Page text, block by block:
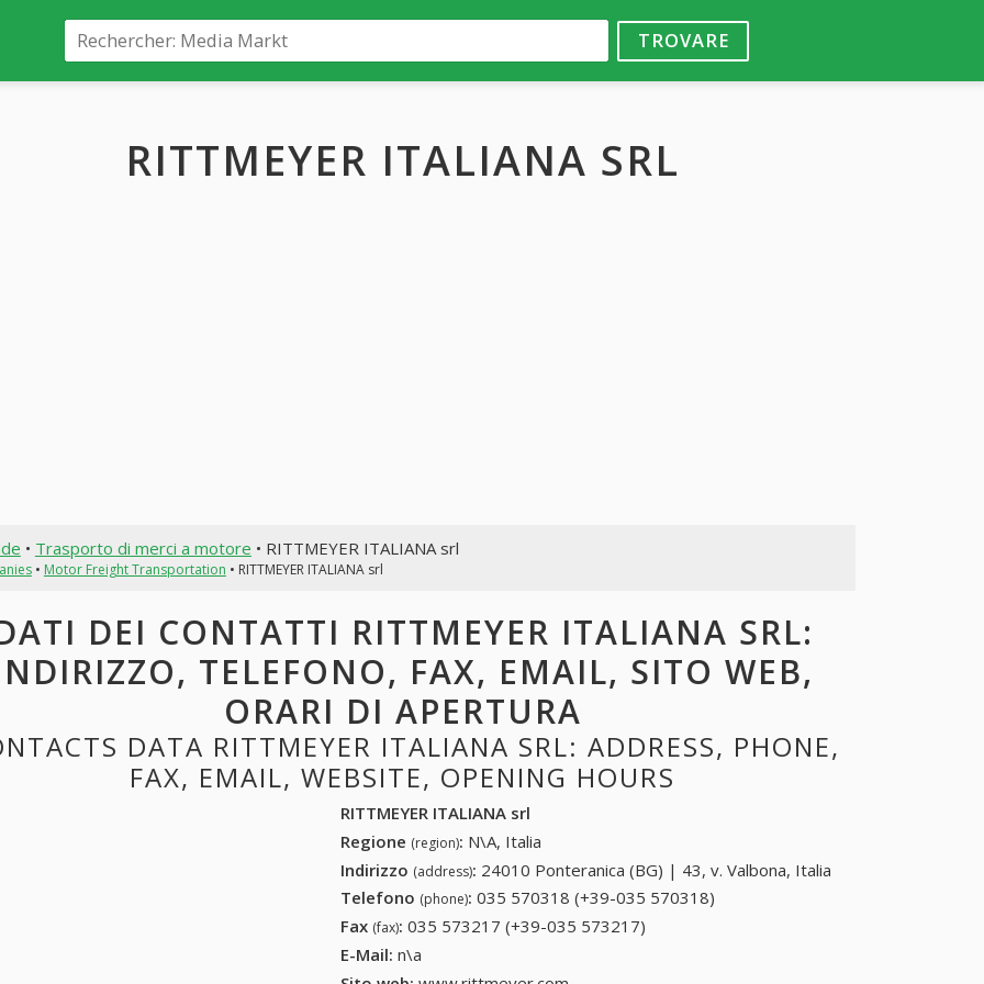
TROVARE
RITTMEYER ITALIANA SRL
• Trasporto di merci a motore • RITTMEYER ITALIANA srl
• Motor Freight Transportation • RITTMEYER ITALIANA srl
DEI CONTATTI RITTMEYER ITALIANA SRL:
TELEFONO, FAX, EMAIL, SITO WEB,
ORARI DI APERTURA
DATA RITTMEYER ITALIANA SRL: ADDRESS, PHONE,
FAX, EMAIL, WEBSITE, OPENING HOURS
RITTMEYER ITALIANA srl
Regione (region): N\A, Italia
Indirizzo (address): 24010 Ponteranica (BG) | 43, v. Valbona, Italia
Telefono (phone): 035 570318 (+39-035 570318)
Fax (fax): 035 573217 (+39-035 573217)
E-Mail: n\a